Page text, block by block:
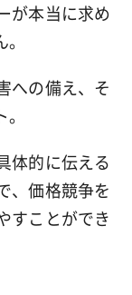
が本当に求め
への備え、そ
体的に伝える
、価格競争を
すことができ